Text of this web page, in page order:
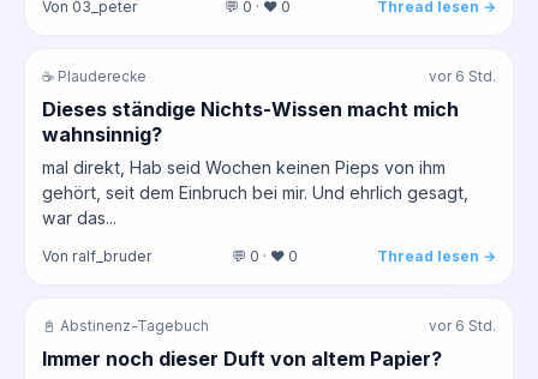
Von 03_peter 💬 0 · ❤️ 0 Thread lesen →
☕ Plauderecke vor 6 Std.
Dieses ständige Nichts-Wissen macht mich
wahnsinnig?
mal direkt, Hab seid Wochen keinen Pieps von ihm
gehört, seit dem Einbruch bei mir. Und ehrlich gesagt,
war das...
Von ralf_bruder 💬 0 · ❤️ 0 Thread lesen →
📓 Abstinenz-Tagebuch vor 6 Std.
Immer noch dieser Duft von altem Papier?